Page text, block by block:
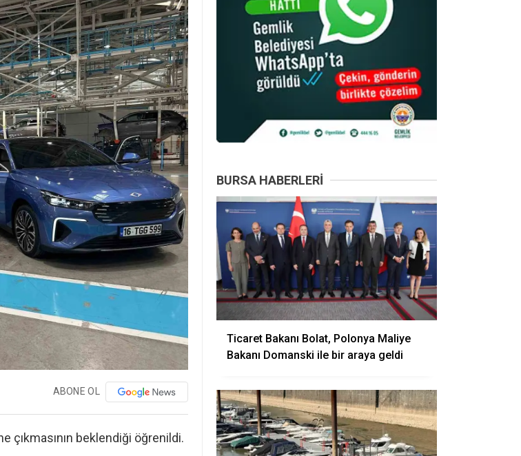
ABONE OL
çıkmasının beklendiği öğrenildi.
BURSA HABERLERI
Ticaret Bakanı Bolat, Polonya Maliye
Bakanı Domanski ile bir araya geldi